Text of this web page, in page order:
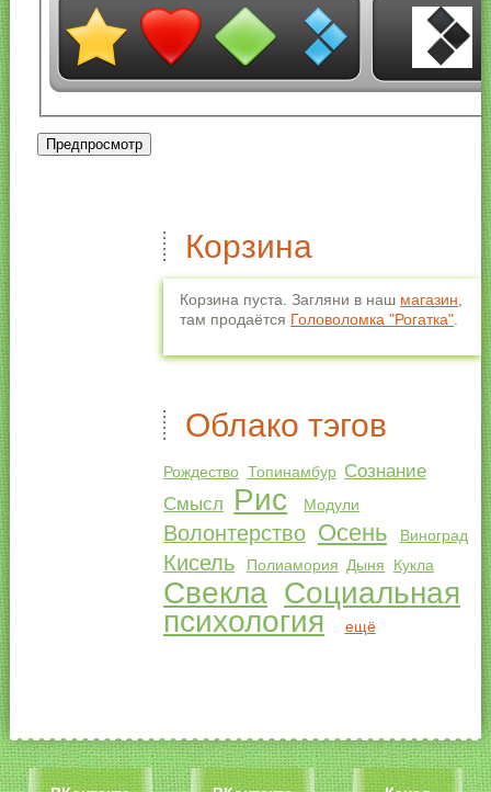
Корзина
Корзина пуста. Загляни в наш магазин
там продаётся Головоломка "Рогатка"
Облако тэгов
Рождество Топинамбур Сознание
Смысл
Рис Модули
Волонтерство Осень Виноград
Кисель Полиамория Дыня Кукла
Свекла Социальная
психология
ещё